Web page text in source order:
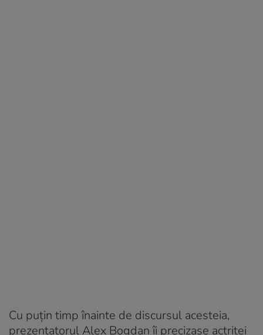
Cu puțin timp înainte de discursul acesteia,
prezentatorul Alex Bogdan îi precizase actriței